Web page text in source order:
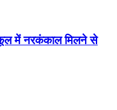
में नरकंकाल मिलने से